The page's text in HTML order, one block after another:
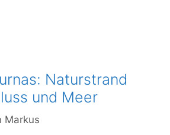
Naturstrand
und Meer
Markus